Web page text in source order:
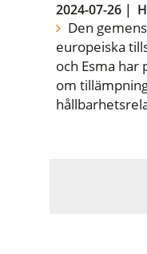
2024-07-26 |
Den
europeiska
och Esma har
om